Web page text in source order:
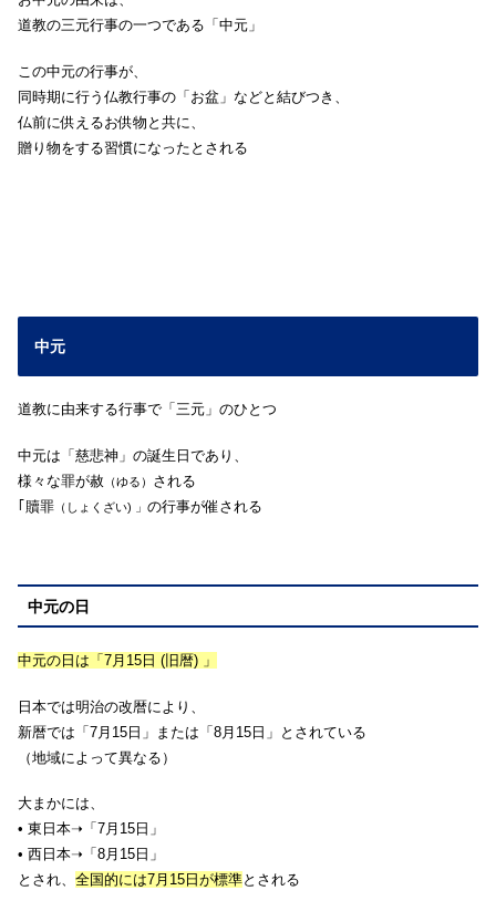
道教の三元行事の一つである「中元」
この中元の行事が、
同時期に行う仏教行事の「お盆」などと結びつき、
仏前に供えるお供物と共に、
贈り物をする習慣になったとされる
中元
道教に由来する行事で「三元」のひとつ
中元は「慈悲神」の誕生日であり、
様々な罪が赦 （ゆる） される
｢贖罪 （しょくざい) 」 の行事が催される
中元の日
中元の日は「7月15日 (旧暦) 」
日本では明治の改暦により、
新暦では「7月15日」または「8月15日」とされている
（地域によって異なる）
大まかには、
• 東日本➝「7月15日」
• 西日本➝「8月15日」
とされ、 全国的には7月15日が標準とされる